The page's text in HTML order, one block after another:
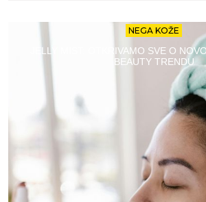
NEGA KOŽE
JELLY MIST: OTKRIVAMO SVE O
BEAUTY TRENDU